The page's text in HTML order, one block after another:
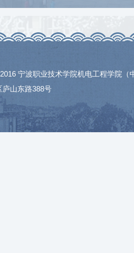
宁波职业技术学院机电工程学院（
山东路388号